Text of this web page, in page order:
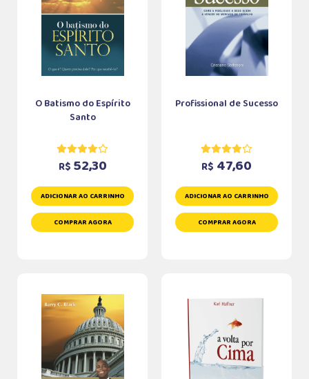
O Batismo do Espírito
Santo
R$ 52,30
ADICIONAR AO CARRINHO
COMPRAR AGORA
Profissional de Sucesso
R$ 47,60
ADICIONAR AO CARRINHO
COMPRAR AGORA